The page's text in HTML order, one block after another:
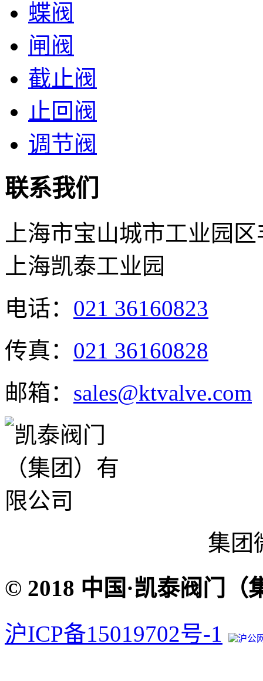
蝶阀
闸阀
截止阀
止回阀
调节阀
联系我们
上海市宝山城市工业园
上海凯泰工业园
电话： 021 36160823
传真： 021 36160828
邮箱： sales@ktvalve.com
集团
© 2018 中国·凯泰阀门（
沪ICP备15019702号-1
沪公